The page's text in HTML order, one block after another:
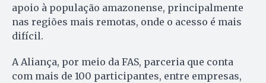
apoio à população amazonense, principalmente
nas regiões mais remotas, onde o acesso é mais
difícil.
A Aliança, por meio da FAS, parceria que conta
com mais de 100 participantes, entre empresas,